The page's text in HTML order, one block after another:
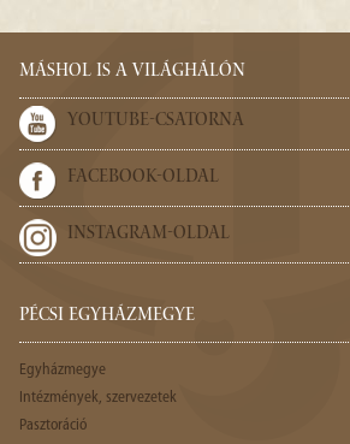
MÁSHOL IS A VILÁGHÁLÓN
YOUTUBE-CSATORNA
FACEBOOK-OLDAL
INSTAGRAM-OLDAL
PÉCSI EGYHÁZMEGYE
Egyházmegye
Intézmények, szervezetek
Pasztoráció